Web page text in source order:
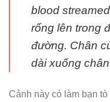
blood
rống lên trong
đường. Chân
dài xuống
Cảnh này có làm bạn